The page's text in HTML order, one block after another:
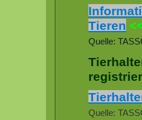
Tieren
Quelle:
Quelle: